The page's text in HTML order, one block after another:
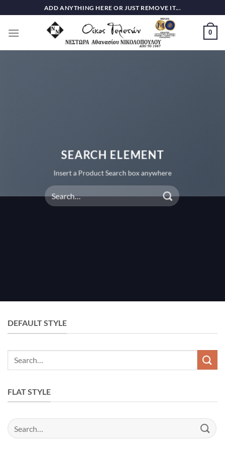
to
content
ADD ANYTHING HERE OR JUST REMOVE IT...
0
SEARCH ELEMENT
Insert a Product Search box anywhere
Search
for:
DEFAULT STYLE
FLAT STYLE
Search
for: